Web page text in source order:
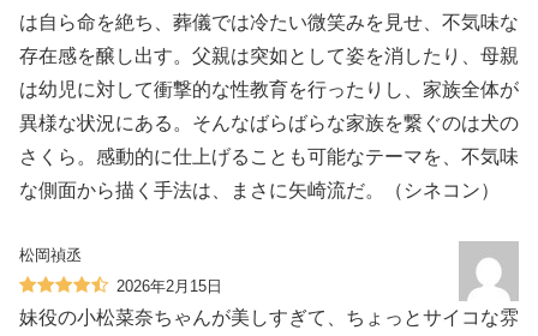
は自ら命を絶ち、葬儀では冷たい微笑みを見せ、不気味な
存在感を醸し出す。父親は突如として姿を消したり、母親
は幼児に対して衝撃的な性教育を行ったりし、家族全体が
異様な状況にある。そんなばらばらな家族を繋ぐのは犬の
さくら。感動的に仕上げることも可能なテーマを、不気味
な側面から描く手法は、まさに矢崎流だ。（シネコン）
松岡禎丞
2026年2月15日
妹役の小松菜奈ちゃんが美しすぎて、ちょっとサイコな雰